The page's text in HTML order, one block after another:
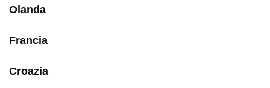
Olanda
Francia
Croazia